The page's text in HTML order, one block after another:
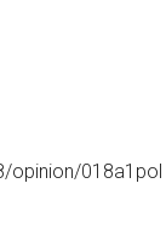
opinion/018a1pol